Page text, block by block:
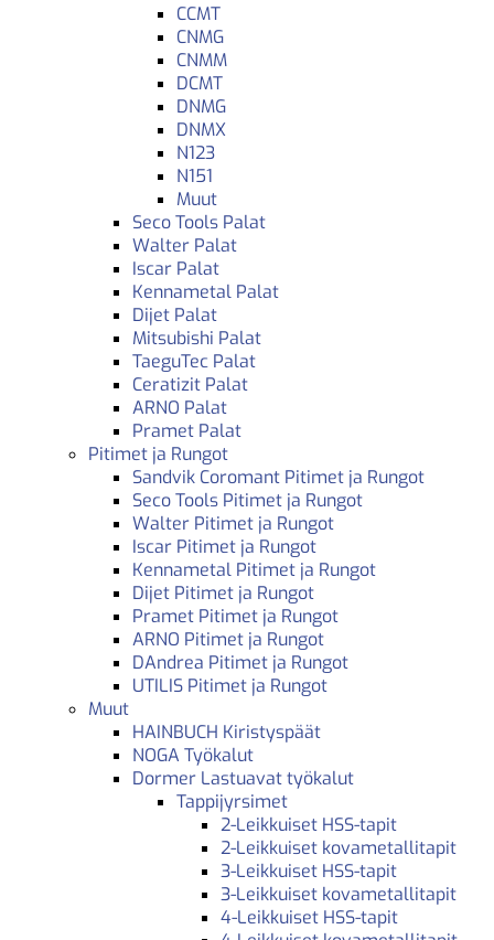
CCMT
CNMG
CNMM
DCMT
DNMG
DNMX
N123
N151
Muut
Seco Tools Palat
Walter Palat
Iscar Palat
Kennametal Palat
Dijet Palat
Mitsubishi Palat
TaeguTec Palat
Ceratizit Palat
ARNO Palat
Pramet Palat
Pitimet ja Rungot
Sandvik Coromant Pitimet ja Rungot
Seco Tools Pitimet ja Rungot
Walter Pitimet ja Rungot
Iscar Pitimet ja Rungot
Kennametal Pitimet ja Rungot
Dijet Pitimet ja Rungot
Pramet Pitimet ja Rungot
ARNO Pitimet ja Rungot
DAndrea Pitimet ja Rungot
UTILIS Pitimet ja Rungot
Muut
HAINBUCH Kiristyspäät
NOGA Työkalut
Dormer Lastuavat työkalut
Tappijyrsimet
2-Leikkuiset HSS-tapit
2-Leikkuiset kovametallitapit
3-Leikkuiset HSS-tapit
3-Leikkuiset kovametallitapit
4-Leikkuiset HSS-tapit